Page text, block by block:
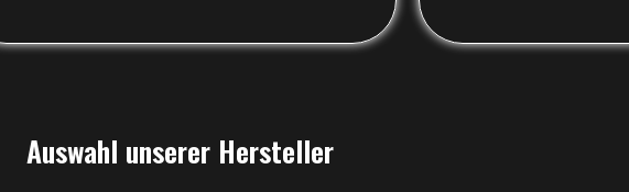
Auswahl unserer Hersteller